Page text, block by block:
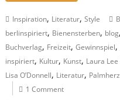
Inspiration, Literatur,Style
berlinspiriert, Bienensterben, blog,
Buchverlag, Freizeit,Gewinnspiel,
inspiriert, Kultur, Kunst, Laura
Lisa O’Donnell, Literatur,
1 Comment